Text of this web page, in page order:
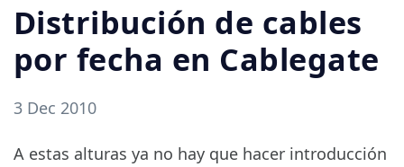
Distribución de cables
por fecha en Cablegate
3 Dec 2010
A estas alturas ya no hay que hacer introducción